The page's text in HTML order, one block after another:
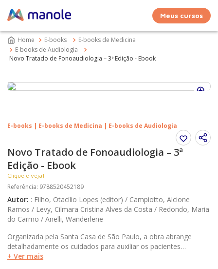
Meus cursos
E-books
E-books de Medicina
E-books de Audiologia
Novo Tratado de Fonoaudiologia – 3ª Edição - Ebook
E-books | E-books de Medicina | E-books de Audiologia
Novo Tratado de Fonoaudiologia – 3ª
Edição - Ebook
Clique e veja!
Referência: 9788520452189
Autor: : Filho, Otacílio Lopes (editor) / Campiotto, Alcione
Ramos / Levy, Cilmara Cristina Alves da Costa / Redondo, Maria
do Carmo / Anelli, Wanderlene
Organizada pela Santa Casa de São Paulo, a obra abrange
detalhadamente os cuidados para auxiliar os pacientes
portadores de distúrbios de audição, voz, motricidade oral,
+ Ver mais